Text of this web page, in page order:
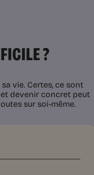
?
vie. Certes, ce sont
devenir concret peut
sur soi-même.